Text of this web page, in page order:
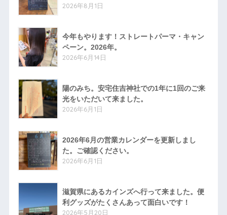
2026年8月1日
今年もやります！ストレートパーマ・キャン
ペーン。2026年。
2026年6月14日
陽のみち。安宅住吉神社での1年に1回のご来
光をいただいて来ました。
2026年6月1日
2026年6月の営業カレンダーを更新しまし
た。ご確認ください。
2026年6月1日
滋賀県にあるカインズへ行って来ました。便
利グッズがたくさんあって面白いです！
2026年5月20日